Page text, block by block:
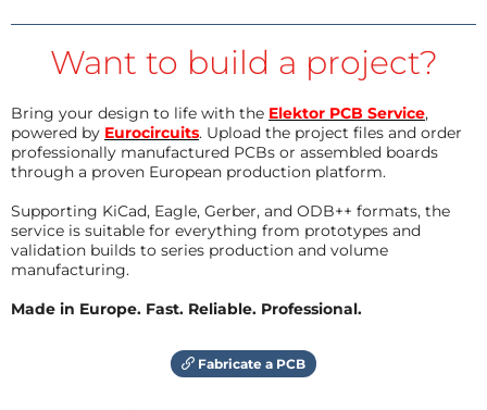
Want to build a project?
Bring your design to life with the Elektor PCB Service,
powered by Eurocircuits. Upload the project files and order
professionally manufactured PCBs or assembled boards
through a proven European production platform.
Supporting KiCad, Eagle, Gerber, and ODB++ formats, the
service is suitable for everything from prototypes and
validation builds to series production and volume
manufacturing.
Made in Europe. Fast. Reliable. Professional.
Fabricate a PCB